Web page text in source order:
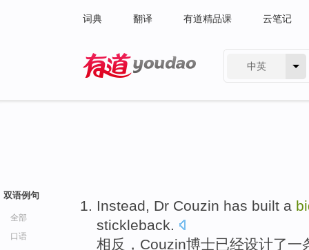
词典 翻译 有道精品课 云笔记
中英
双语例句
全部
口语
Instead, Dr Couzin has built a
stickleback.
相反 ，Couzin博士已经设计了一